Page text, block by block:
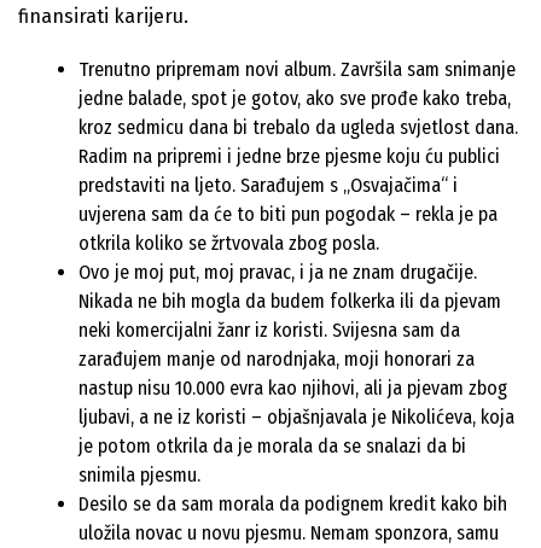
finansirati karijeru.
Trenutno pripremam novi album. Završila sam snimanje
jedne balade, spot je gotov, ako sve prođe kako treba,
kroz sedmicu dana bi trebalo da ugleda svjetlost dana.
Radim na pripremi i jedne brze pjesme koju ću publici
predstaviti na ljeto. Sarađujem s „Osvajačima“ i
uvjerena sam da će to biti pun pogodak – rekla je pa
otkrila koliko se žrtvovala zbog posla.
Ovo je moj put, moj pravac, i ja ne znam drugačije.
Nikada ne bih mogla da budem folkerka ili da pjevam
neki komercijalni žanr iz koristi. Svijesna sam da
zarađujem manje od narodnjaka, moji honorari za
nastup nisu 10.000 evra kao njihovi, ali ja pjevam zbog
ljubavi, a ne iz koristi – objašnjavala je Nikolićeva, koja
je potom otkrila da je morala da se snalazi da bi
snimila pjesmu.
Desilo se da sam morala da podignem kredit kako bih
uložila novac u novu pjesmu. Nemam sponzora, samu